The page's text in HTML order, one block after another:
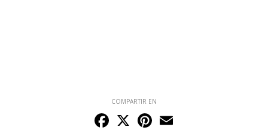
COMPARTIR EN
Facebook
X Pinterest